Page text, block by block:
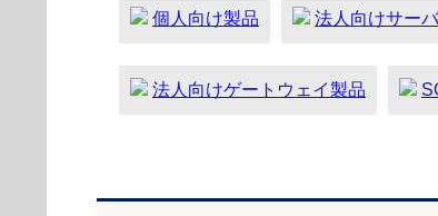
個人向け製品 法人向けサー
法人向けゲートウェイ製品